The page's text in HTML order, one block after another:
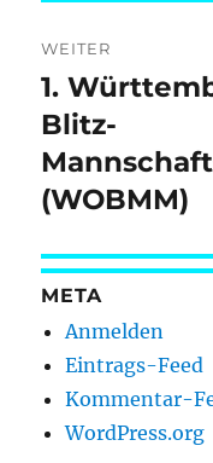
WEITER
Nächster
Beitrag:
1.
Blitz-
(WOBMM)
META
Anmelden
Eintrags-Feed
Kommentar-
WordPress.org